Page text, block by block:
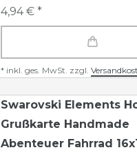
4,94 € *
* inkl. ges. MwSt. zzgl.
Swarovski Elements
Grußkarte Handmade
Abenteuer Fahrrad